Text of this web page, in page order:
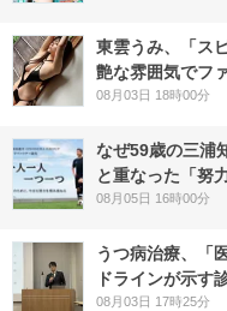
東雲うみ、「ス
艶な雰囲気でフ
08月03日 18時00分
なぜ59歳の三浦
と重なった「努
08月05日 16時00分
うつ病治療、「
ドラインが示す
08月03日 17時25分